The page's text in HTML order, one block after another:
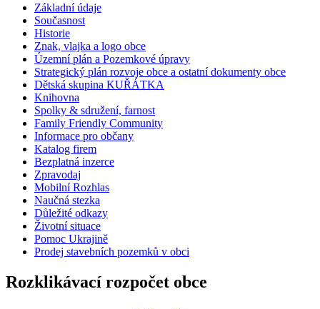
Základní údaje
Současnost
Historie
Znak, vlajka a logo obce
Územní plán a Pozemkové úpravy
Strategický plán rozvoje obce a ostatní dokumenty obce
Dětská skupina KUŘÁTKA
Knihovna
Spolky & sdružení, farnost
Family Friendly Community
Informace pro občany
Katalog firem
Bezplatná inzerce
Zpravodaj
Mobilní Rozhlas
Naučná stezka
Důležité odkazy
Životní situace
Pomoc Ukrajině
Prodej stavebních pozemků v obci
Rozklikávací rozpočet obce